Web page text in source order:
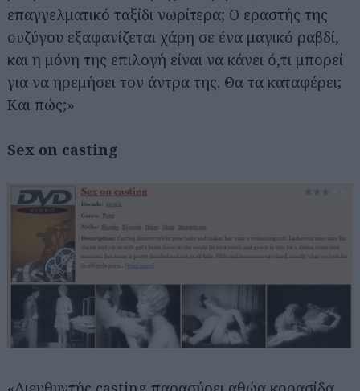
επαγγελματικό ταξίδι νωρίτερα; Ο εραστής της
συζύγου εξαφανίζεται χάρη σε ένα μαγικό ραβδί,
και η μόνη της επιλογή είναι να κάνει ό,τι μπορεί
για να ηρεμήσει τον άντρα της. Θα τα καταφέρει;
Και πώς;»
Sex on casting